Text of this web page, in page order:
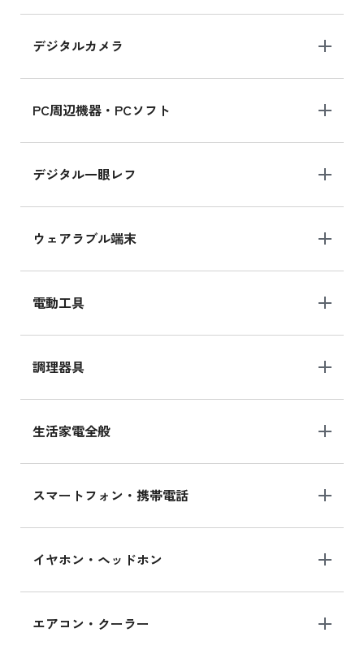
デジタルカメラ
PC周辺機器・PCソフト
デジタル一眼レフ
ウェアラブル端末
電動工具
調理器具
生活家電全般
スマートフォン・携帯電話
イヤホン・ヘッドホン
エアコン・クーラー
MK2K3J/Aの新品買取価格はこちら